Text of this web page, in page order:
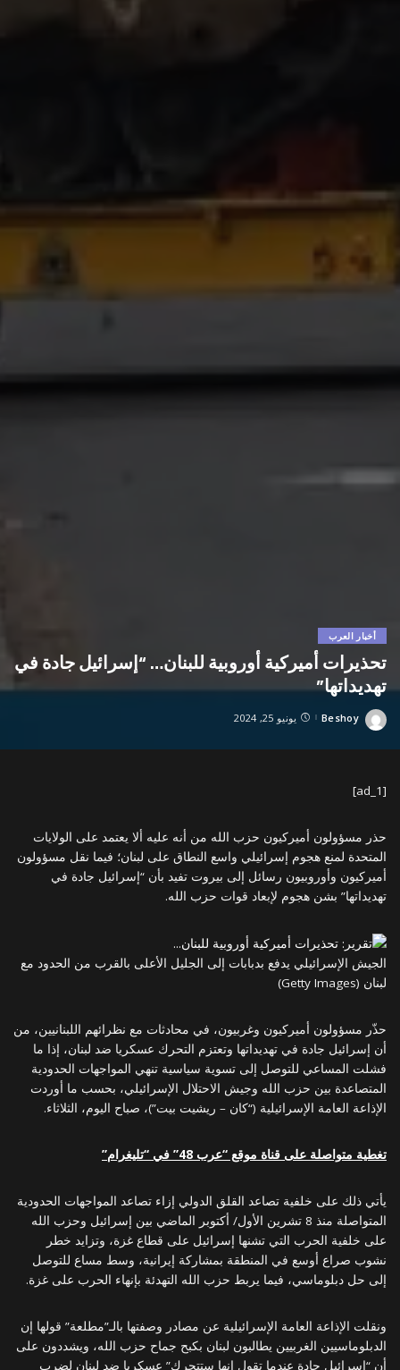
أخبار العرب
تحذيرات أميركية أوروبية للبنان… “إسرائيل جادة في
تهديداتها”
Posted
Beshoy يونيو 25, 2024
[ad_1]
حذر مسؤولون أميركيون حزب الله من أنه عليه ألا يعتمد على الولايات
المتحدة لمنع هجوم إسرائيلي واسع النطاق على لبنان؛ فيما نقل مسؤولون
أميركيون وأوروبيون رسائل إلى بيروت تفيد بأن “إسرائيل جادة في
تهديداتها” بشن هجوم لإبعاد قوات حزب الله.
الجيش الإسرائيلي يدفع بدبابات إلى الجليل الأعلى بالقرب من الحدود مع
لبنان (Getty Images)
حذّر مسؤولون أميركيون وغربيون، في محادثات مع نظرائهم اللبنانيين، من
أن إسرائيل جادة في تهديداتها وتعتزم التحرك عسكريا ضد لبنان، إذا ما
فشلت المساعي للتوصل إلى تسوية سياسية تنهي المواجهات الحدودية
المتصاعدة بين حزب الله وجيش الاحتلال الإسرائيلي، بحسب ما أوردت
الإذاعة العامة الإسرائيلية (“كان – ريشيت بيت”)، صباح اليوم، الثلاثاء.
تغطية متواصلة على قناة موقع “عرب 48” في “تليغرام”
يأتي ذلك على خلفية تصاعد القلق الدولي إزاء تصاعد المواجهات الحدودية
المتواصلة منذ 8 تشرين الأول/ أكتوبر الماضي بين إسرائيل وحزب الله
على خلفية الحرب التي تشنها إسرائيل على قطاع غزة، وتزايد خطر
نشوب صراع أوسع في المنطقة بمشاركة إيرانية، وسط مساع للتوصل
إلى حل دبلوماسي، فيما يربط حزب الله التهدئة بإنهاء الحرب على غزة.
ونقلت الإذاعة العامة الإسرائيلية عن مصادر وصفتها بالـ”مطلعة” قولها إن
الدبلوماسيين الغربيين يطالبون لبنان بكبح جماح حزب الله، ويشددون على
أن “إسرائيل جادة عندما تقول إنها ستتحرك” عسكريا ضد لبنان لضرب